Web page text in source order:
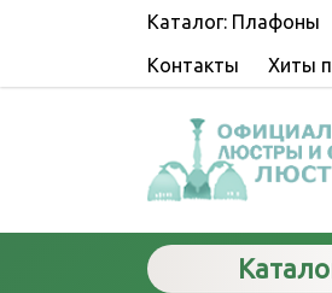
Каталог: Плафоны
Контакты
Хиты